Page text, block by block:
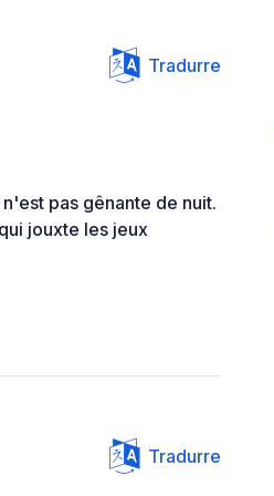
Tradurre
pas gênante de nuit.
jouxte les jeux
Tradurre